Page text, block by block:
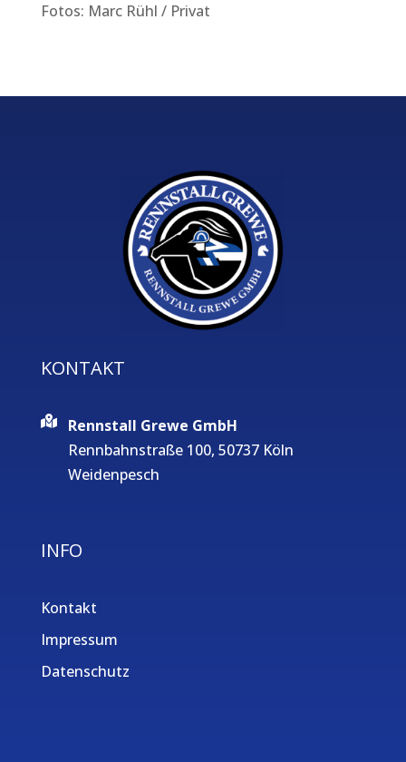
Fotos: Marc Rühl / Privat
KONTAKT
Rennstall Grewe GmbH
Rennbahnstraße 100, 50737 Köln
Weidenpesch
INFO
Kontakt
Impressum
Datenschutz